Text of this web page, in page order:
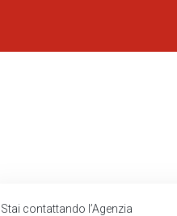
Stai contattando l’Agenzia